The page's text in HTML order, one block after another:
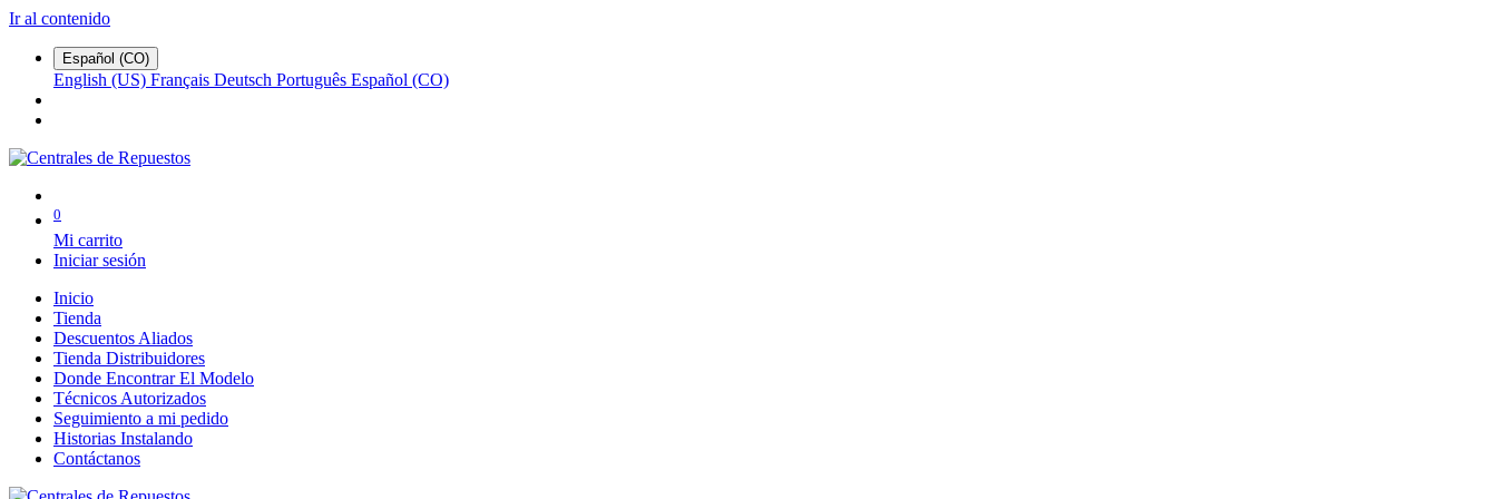
Ir al contenido
Español (CO)
English (US) Français Deutsch Português Español (CO)
0
Mi carrito
Iniciar sesión
Inicio
Tienda
Descuentos Aliados
Tienda Distribuidores
Donde Encontrar El Modelo
Técnicos Autorizados
Seguimiento a mi pedido
Historias Instalando
Contáctanos